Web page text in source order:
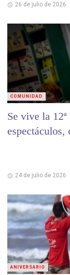
26 de julio de 2026
Se vive la 12ª Fiesta del Alfajor Costero con
24 de julio de 2026
COMUNIDAD
ANIVERSARIO